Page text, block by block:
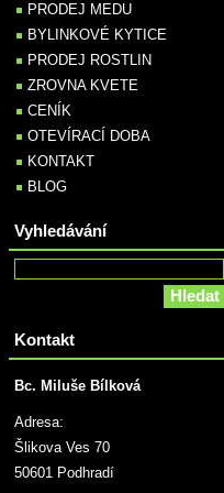
PRODEJ MEDU
BYLINKOVÉ KYTICE
PRODEJ ROSTLIN
ZROVNA KVETE
CENÍK
OTEVÍRACÍ DOBA
KONTAKT
BLOG
Vyhledávání
Kontakt
Bc. Miluše Bílková
Adresa:
Šlikova Ves 70
50601 Podhradí